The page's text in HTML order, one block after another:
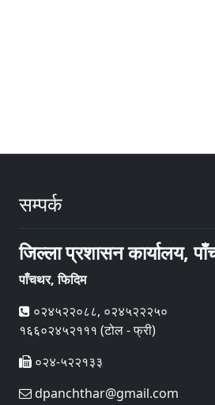
सम्पर्क
जिल्ला प्रशासन कार्यालय,
पाँचथर, फिदिम
०२४५२२०८८, ०२४५२२२५०
१६६०२४५२१११ (टोल - फ्री)
०२४-५२२१३३
dpanchthar@gmail.com